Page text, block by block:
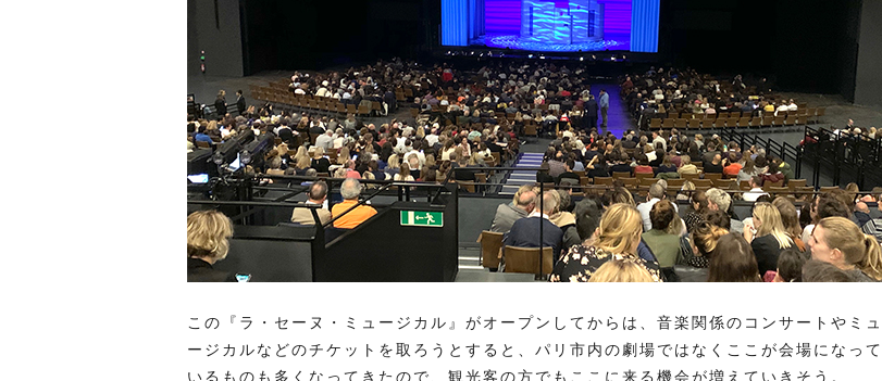
この『ラ・セーヌ・ミュージカル』がオープンしてからは、音楽関係のコンサートやミュ
ージカルなどのチケットを取ろうとすると、パリ市内の劇場ではなくここが会場になって
いるものも多くなってきたので、観光客の方でもここに来る機会が増えていきそう。